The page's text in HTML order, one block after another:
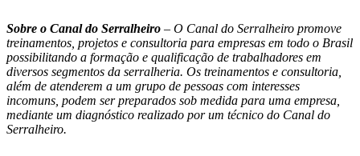
Sobre o Canal do Serralheiro – O Canal do Serralheiro promove
treinamentos, projetos e consultoria para empresas em todo o Brasil
possibilitando a formação e qualificação de trabalhadores em
diversos segmentos da serralheria. Os treinamentos e consultoria,
além de atenderem a um grupo de pessoas com interesses
incomuns, podem ser preparados sob medida para uma empresa,
mediante um diagnóstico realizado por um técnico do Canal do
Serralheiro.